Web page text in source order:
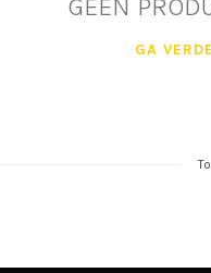
GEEN
GA